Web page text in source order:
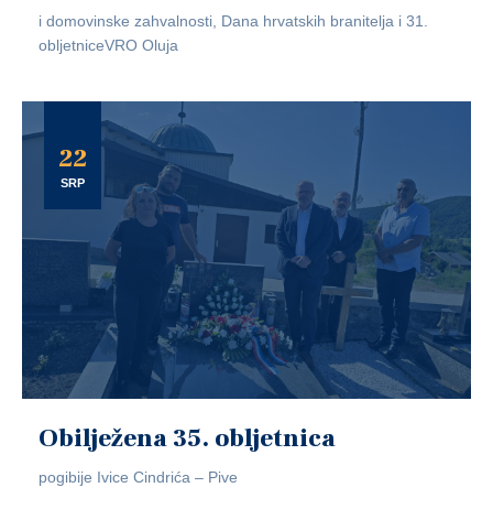
i domovinske zahvalnosti, Dana hrvatskih branitelja i 31.
obljetniceVRO Oluja
22
SRP
Obilježena 35. obljetnica
pogibije Ivice Cindrića – Pive